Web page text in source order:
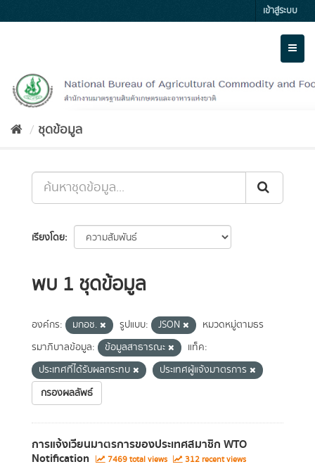
to
เข้าสู่ระบบ
ชุดข้อมูล
เรียงโดย
พบ 1 ชุดข้อมูล
องค์กร: มกอช. รูปแบบ: JSON
หมวดหมู่ตามธร
รมาภิบาลข้อมูล:
ข้อมูลสาธารณะ
แท็ค:
ประเทศที่ได้รับผลกระทบ
ประเทศผู้แจ้งมาตรการ
กรองผลลัพธ์
การแจ้งเวียนมาตรการของประเทศสมาชิก WTO
Notification 7469 total views 312 recent views